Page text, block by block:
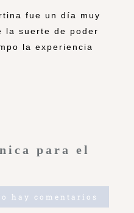
fue un día muy
la suerte de poder
la experiencia
para el
hay comentarios